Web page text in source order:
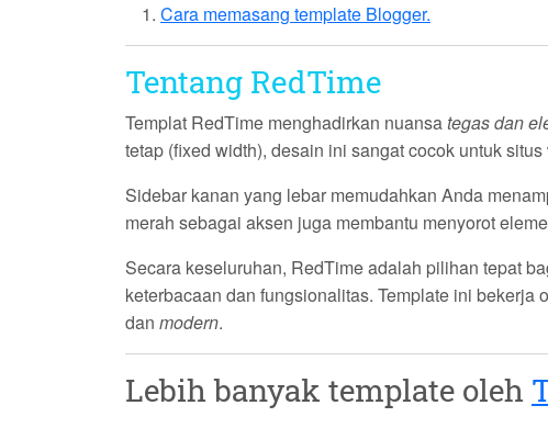
Cara memasang template Blogger.
Tentang RedTime
Templat RedTime menghadirkan nuansategas dan
tetap (fixed width), desain ini sangat cocok untuk
Sidebar kanan yang lebar memudahkan Anda
merah sebagai aksen juga membantu menyorot
Secara keseluruhan, RedTimeadalah pilihan tepat
keterbacaan dan fungsionalitas. Template ini
dan modern.
Lebih banyak template oleh